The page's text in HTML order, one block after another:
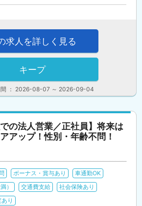
間 ： 2026-08-07 ～ 2026-09-04
求人を詳しく見る
キープ
での法人営業／正社員】将来は
アップ！性別・年齢不問！
ボーナス・賞与あり
車通勤OK
）
交通費支給
社会保険あり
り